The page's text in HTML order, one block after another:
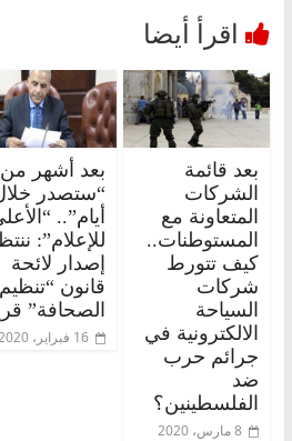
بعد قائمة
الشركات
المتعاونة مع
المستوطنات..
كيف تتورط
شركات
السياحة
الالكترونية في
جرائم حرب
ضد
الفلسطينين؟
8 مارس، 2020
بعد أشهر من
“ستصدر
أيام”..
للإعلام”:
إصدار لائحة
قانون “تنظيم
الصحافة”
16 فبراير، 2020